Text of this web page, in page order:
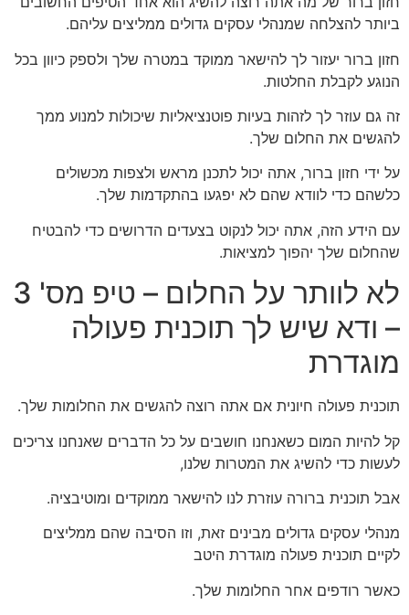
ביותר להצלחה שמנהלי עסקים גדולים ממליצים עליהם.
חזון ברור יעזור לך להישאר ממוקד במטרה שלך ולספק כיוון בכל
הנוגע לקבלת החלטות.
זה גם עוזר לך לזהות בעיות פוטנציאליות שיכולות למנוע ממך
להגשים את החלום שלך.
על ידי חזון ברור, אתה יכול לתכנן מראש ולצפות מכשולים
כלשהם כדי לוודא שהם לא יפגעו בהתקדמות שלך.
עם הידע הזה, אתה יכול לנקוט בצעדים הדרושים כדי להבטיח
שהחלום שלך יהפוך למציאות.
לא לוותר על החלום – טיפ מס' 3
– ודא שיש לך תוכנית פעולה
מוגדרת
תוכנית פעולה חיונית אם אתה רוצה להגשים את החלומות שלך.
קל להיות המום כשאנחנו חושבים על כל הדברים שאנחנו צריכים
לעשות כדי להשיג את המטרות שלנו,
אבל תוכנית ברורה עוזרת לנו להישאר ממוקדים ומוטיבציה.
מנהלי עסקים גדולים מבינים זאת, וזו הסיבה שהם ממליצים
לקיים תוכנית פעולה מוגדרת היטב
כאשר רודפים אחר החלומות שלך.